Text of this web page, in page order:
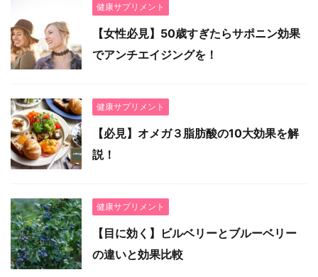
健康サプリメント
【女性必見】50歳すぎたらサポニン効果
でアンチエイジングを！
健康サプリメント
【必見】オメガ３脂肪酸の10大効果を解
説！
健康サプリメント
【目に効く】ビルベリーとブルーベリー
の違いと効果比較